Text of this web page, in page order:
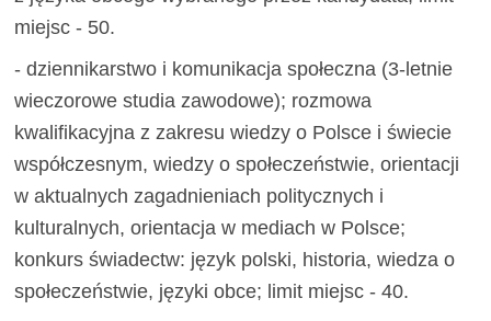
miejsc - 50.
- dziennikarstwo i komunikacja społeczna (3-letnie
wieczorowe studia zawodowe); rozmowa
kwalifikacyjna z zakresu wiedzy o Polsce i świecie
współczesnym, wiedzy o społeczeństwie, orientacji
w aktualnych zagadnieniach politycznych i
kulturalnych, orientacja w mediach w Polsce;
konkurs świadectw: język polski, historia, wiedza o
społeczeństwie, języki obce; limit miejsc - 40.